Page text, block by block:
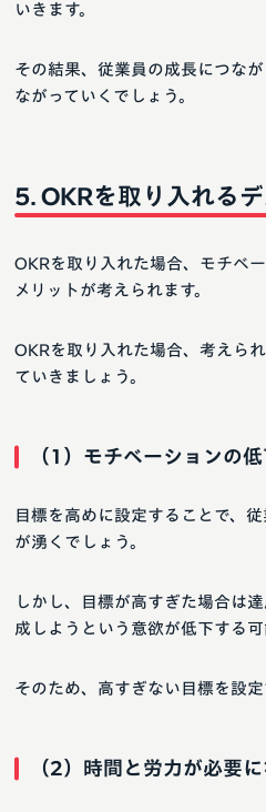
いきます。
その結果、従業員の成長につな
ながっていくでしょう。
OKRを取り入れる
OKRを取り入れた場合、モチベ
メリットが考えられます。
OKRを取り入れた場合、考えら
ていきましょう。
（1）モチベーションの
目標を高めに設定することで、
が湧くでしょう。
しかし、目標が高すぎた場合は
成しようという意欲が低下する可
そのため、高すぎない目標を設定
（2）時間と労力が必要に